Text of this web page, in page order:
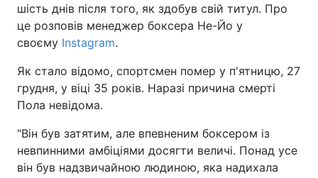
шість днів після того, як здобув свій титул. Про
це розповів менеджер боксера Не-Йо у
своєму Instagram.
Як стало відомо, спортсмен помер у п'ятницю, 27
грудня, у віці 35 років. Наразі причина смерті
Пола невідома.
"Він був затятим, але впевненим боксером із
невпинними амбіціями досягти величі. Понад усе
він був надзвичайною людиною, яка надихала